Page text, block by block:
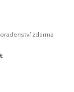
zdarma